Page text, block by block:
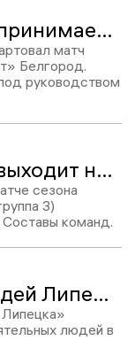
Липецкий «Металлург» принимает «Салют Белгород» в рамках Второй лиги
матч
Белгород.
руководством
Липецкий «Металлург» выходит на поле в матче против «Салюта»: составы команд
сезона
3)
команд.
Рейтинг влиятельных людей Липецкой области-2024: Дмитрий Винников, место №90
людей в